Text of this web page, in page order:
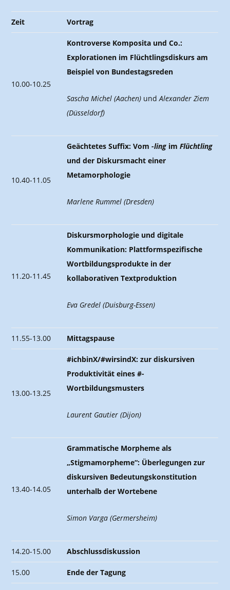
Zeit Vortrag
10.00-10.25
Kontroverse Komposita und Co.:
Explorationen im Flüchtlingsdiskurs am
Beispiel von Bundestagsreden
Sascha Michel (Aachen) undAlexander Ziem
(Düsseldorf)
10.40-11.05
Geächtetes Suffix: Vom-ling imFlüchtling
und der Diskursmacht einer
Metamorphologie
Marlene Rummel (Dresden)
11.20-11.45
Diskursmorphologie und digitale
Kommunikation: Plattformspezifische
Wortbildungsprodukte in der
kollaborativen Textproduktion
Eva Gredel (Duisburg-Essen)
11.55-13.00 Mittagspause
13.00-13.25
#ichbinX/#wirsindX: zur diskursiven
Produktivität eines #-
Wortbildungsmusters
Laurent Gautier (Dijon)
13.40-14.05
Grammatische Morpheme als
„Stigmamorpheme“: Überlegungen zur
diskursiven Bedeutungskonstitution
unterhalb der Wortebene
Simon Varga (Germersheim)
14.20-15.00 Abschlussdiskussion
15.00 Ende der Tagung